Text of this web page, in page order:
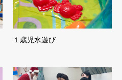
１歳児水遊び